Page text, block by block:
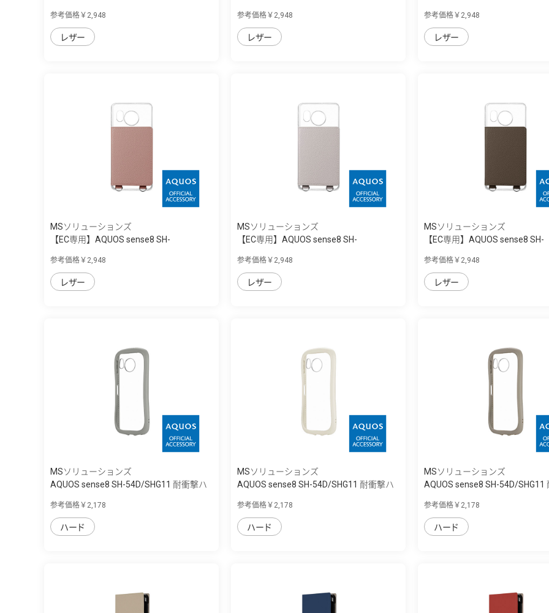
参考価格￥2,948
レザー
参考価格￥2,948
レザー
参考価格￥2,948
レザー
MSソリューションズ
【EC専用】AQUOS sense8 SH-
参考価格￥2,948
レザー
MSソリューションズ
【EC専用】AQUOS sense8 SH-
参考価格￥2,948
レザー
MSソリューションズ
【EC専用】AQUOS sense8 SH-
参考価格￥2,948
レザー
MSソリューションズ
AQUOS sense8 SH-54D/SHG11 耐衝撃ハ
参考価格￥2,178
ハード
MSソリューションズ
AQUOS sense8 SH-54D/SHG11 耐衝撃ハ
参考価格￥2,178
ハード
MSソリューションズ
AQUOS sense8 SH-54D/SHG11
参考価格￥2,178
ハード